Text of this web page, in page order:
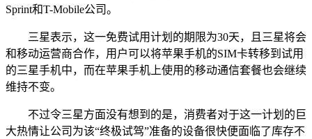
Sprint和T-Mobile公司。
三星表示，这一免费试用计划的期限为30天，且三星将会
和移动运营商合作，用户可以将苹果手机的SIM卡转移到试用
的三星手机中，而在苹果手机上使用的移动通信套餐也会继续
维持不变。
不过令三星方面没有想到的是，消费者对于这一计划的巨
大热情让公司为该“终极试驾”准备的设备很快便面临了库存不